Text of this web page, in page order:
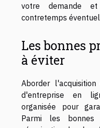
votre demande
contretemps
Les bonnes
à éviter
Aborder
d'entreprise en
organisée pour
Parmi les